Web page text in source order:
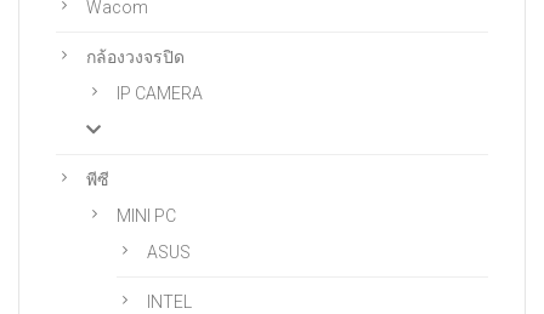
Wacom
กล้องวงจรปิด
IP CAMERA
พีซี
MINI PC
ASUS
INTEL